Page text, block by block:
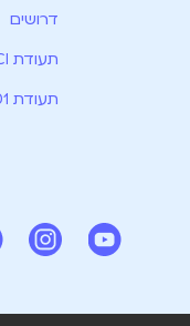
דרושים
תעודת PCI
תעודת ISO 27001